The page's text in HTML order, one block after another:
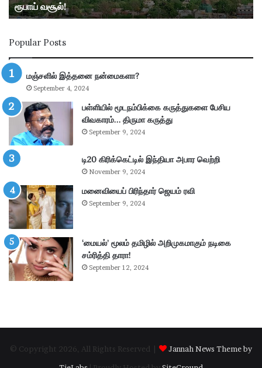
ல்
உ
டி
ய
ல்
கா
க்
கை
4
.
3
கோ
டி
ரூ
பா
ய்
வ
சூ
ல்
ரூபாய் வசூல்!
Popular Posts
மஞ்சளில் இத்தனை நன்மைகளா?
September 4, 2024
பள்ளியில் மூடநம்பிக்கை கருத்துகளை பேசிய
விவகாரம்… திருமா கருத்து
September 9, 2024
டி20 கிரிக்கெட்டில் இந்தியா அபார வெற்றி
November 9, 2024
மனைவியைப் பிரிந்தார் ஜெயம் ரவி
September 9, 2024
‘மையல்’ மூலம் தமிழில் அறிமுகமாகும் நடிகை
சம்ரித்தி தாரா!
September 12, 2024
© Copyright 2026, All Rights Reserved |
Jannah News Theme by